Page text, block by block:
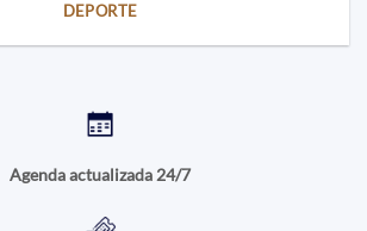
DEPORTE
Agenda actualizada 24/7